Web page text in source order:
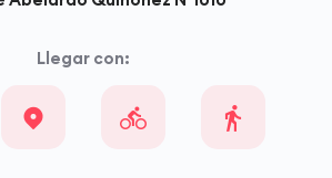
Llegar con: